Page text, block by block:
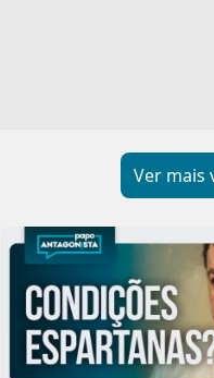
Ver mais